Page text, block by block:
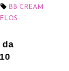
BB CREAM
da